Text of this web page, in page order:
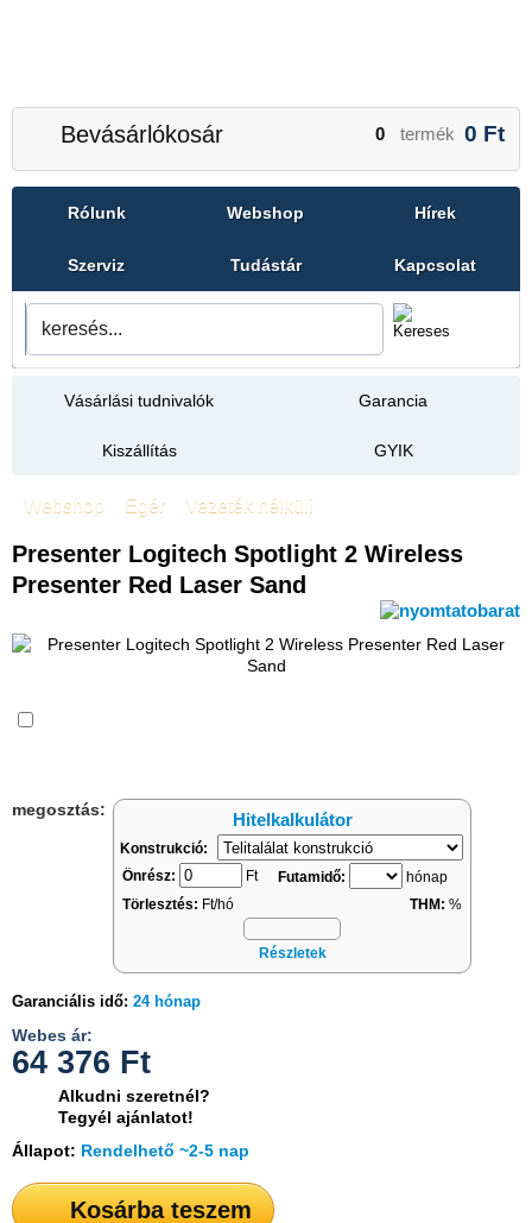
Bevásárlókosár 0 termék 0 Ft
Rólunk Webshop Hírek
Szerviz Tudástár Kapcsolat
Vásárlási tudnivalók Garancia
Kiszállítás GYIK
Webshop Egér Vezeték nélküli
Presenter Logitech Spotlight 2 Wireless
Presenter Red Laser Sand
megosztás:
Hitelkalkulátor
Konstrukció:
Önrész:
Ft Futamidő:
hónap
Törlesztés: Ft/hó THM: %
Részletek
Garanciális idő: 24 hónap
Webes ár:
64 376 Ft
Alkudni szeretnél?
Tegyél ajánlatot!
Állapot: Rendelhető ~2-5 nap
Kosárba teszem